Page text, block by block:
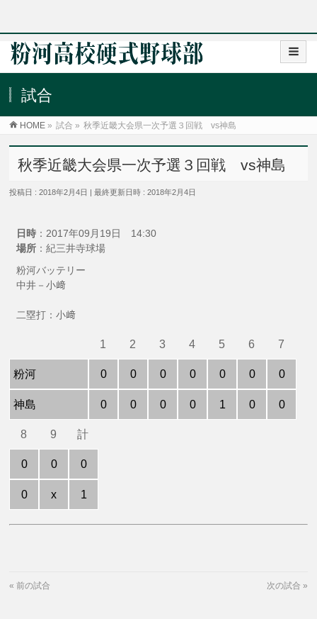
試合
HOME » 試合 » 秋季近畿大会県一次予選３回戦 vs神島
秋季近畿大会県一次予選３回戦 vs神島
投稿日 : 2018年2月4日 最終更新日時 : 2018年2月4日
日時 ：2017年09月19日 14:30
場所 ：紀三井寺球場
粉河バッテリー
中井－小﨑
二塁打：小﨑
粉河
神島
1
0
0
2
0
0
3
0
0
4
0
0
5
0
1
6
0
0
7
0
0
8
0
0
9
0
x
計
0
1
«前の試合 次の試合 »